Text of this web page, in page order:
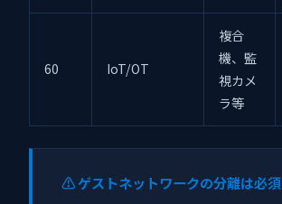
60 IoT/OT
複合
機、監
視カメ
ラ等
⚠️ ゲストネットワークの分離は必須